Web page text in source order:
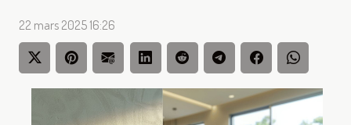
22 mars 2025 16:26